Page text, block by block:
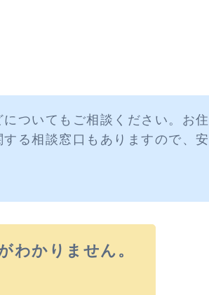
ついてもご相談ください。お住
る相談窓口もありますので、安
わかりません。